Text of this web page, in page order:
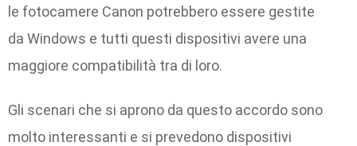
le fotocamere Canon potrebbero essere gestite
da Windows e tutti questi dispositivi avere una
maggiore compatibilità tra di loro.
Gli scenari che si aprono da questo accordo sono
molto interessanti e si prevedono dispositivi